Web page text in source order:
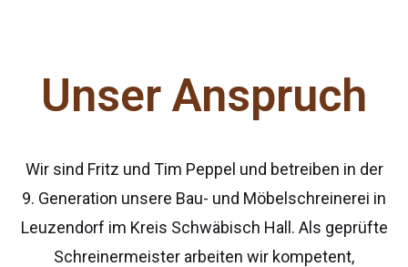
Unser Anspruch
Wir sind Fritz und Tim Peppel und betreiben in der
9. Generation unsere Bau- und Möbelschreinerei in
Leuzendorf im Kreis Schwäbisch Hall. Als geprüfte
Schreinermeister arbeiten wir kompetent,